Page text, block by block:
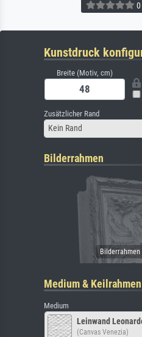
Kunstdruck
Breite (Motiv, cm)
Zusätzlicher Rand
Kein Rand
Bilderrahmen
Medium & Keilrahmen
Medium
Leinwand
(Canvas Venezia)